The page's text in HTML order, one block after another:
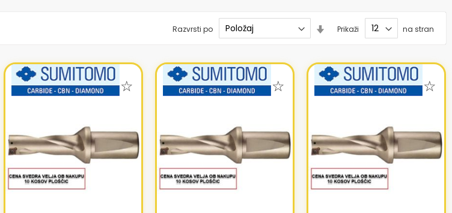
Prikaži na stran
Razvrsti po
Nastavi